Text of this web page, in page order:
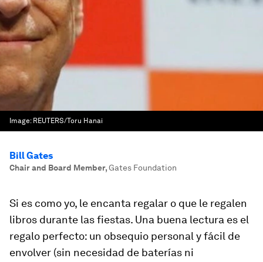
Image: REUTERS/Toru Hanai
Bill Gates
Chair and Board Member,Gates Foundation
Si es como yo, le encanta regalar o que le regalen
libros durante las fiestas. Una buena lectura es el
regalo perfecto: un obsequio personal y fácil de
envolver (sin necesidad de baterías ni